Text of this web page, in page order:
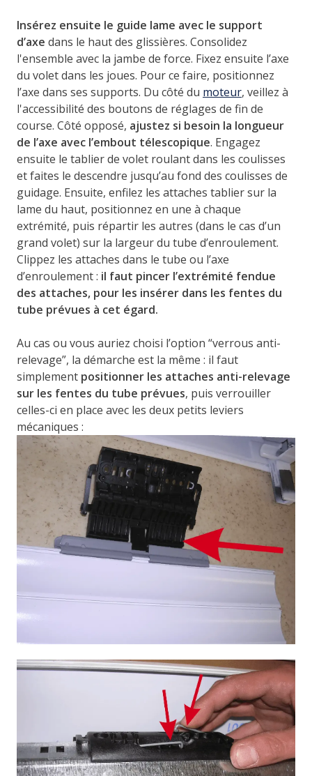
Insérez ensuite le guide lame avec le support
d’axe dans le haut des glissières. Consolidez
l'ensemble avec la jambe de force. Fixez ensuite l’axe
du volet dans les joues. Pour ce faire, positionnez
l’axe dans ses supports. Du côté du moteur, veillez à
l'accessibilité des boutons de réglages de fin de
course. Côté opposé, ajustez si besoin la longueur
de l’axe avec l’embout télescopique. Engagez
ensuite le tablier de volet roulant dans les coulisses
et faites le descendre jusqu’au fond des coulisses de
guidage. Ensuite, enfilez les attaches tablier sur la
lame du haut, positionnez en une à chaque
extrémité, puis répartir les autres (dans le cas d’un
grand volet) sur la largeur du tube d’enroulement.
Clippez les attaches dans le tube ou l’axe
d’enroulement : il faut pincer l’extrémité fendue
des attaches, pour les insérer dans les fentes du
tube prévues à cet égard.
Au cas ou vous auriez choisi l’option “verrous anti-
relevage”, la démarche est la même : il faut
simplement positionner les attaches anti-relevage
sur les fentes du tube prévues, puis verrouiller
celles-ci en place avec les deux petits leviers
mécaniques :